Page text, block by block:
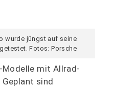
wurde jüngst auf seine
Fotos: Porsche
Modelle mit Allrad-
sind